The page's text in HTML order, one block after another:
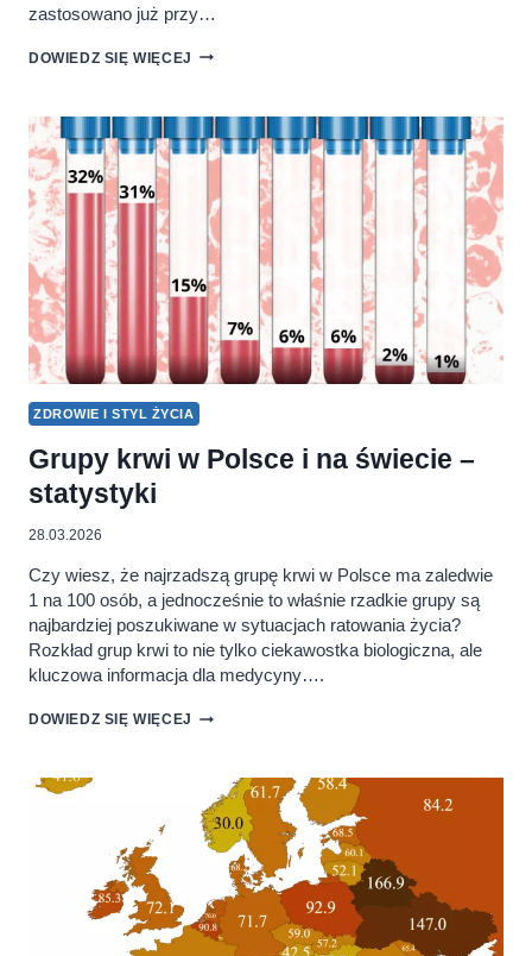
zastosowano już przy…
DOWIEDZ SIĘ WIĘCEJ PORODY
DANE
NFZ
2025
ZDROWIE I STYL ŻYCIA
Grupy krwi w Polsce i na świecie –
statystyki
28.03.2026
Czy wiesz, że najrzadszą grupę krwi w Polsce ma zaledwie
1 na 100 osób, a jednocześnie to właśnie rzadkie grupy są
najbardziej poszukiwane w sytuacjach ratowania życia?
Rozkład grup krwi to nie tylko ciekawostka biologiczna, ale
kluczowa informacja dla medycyny….
DOWIEDZ SIĘ WIĘCEJ GRUPY
NA
ŚWIECIE
STATYSTYKI